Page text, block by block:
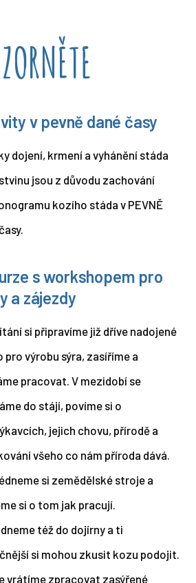
v pevně dané časy
dojení, krmení a vyhánění stáda
jsou z důvodu zachování
kozího stáda v PEVNĚ
s workshopem pro
a zájezdy
si připravíme již dříve nadojené
pro výrobu sýra, zasíříme a
pracovat. V mezidobí se
do stájí, povíme si o
jejich chovu, přírodě a
všeho co nám příroda dává.
si zemědělské stroje a
si o tom jak pracují.
též do dojírny a ti
si mohou zkusit kozu podojit.
vrátíme zpracovat zasýřené